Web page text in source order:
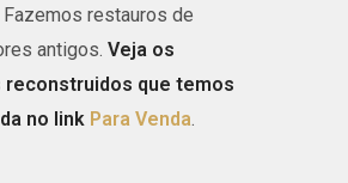
restauros de
antigos. Veja os
reconstruidos que temos
no link Para Venda.